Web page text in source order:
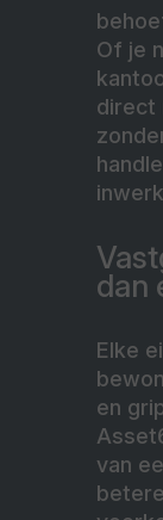
Of je
direct
dan
Elke
en
van